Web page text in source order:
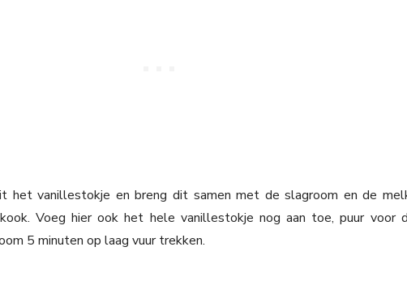
het vanillestokje en breng dit samen met de slagroom en de
Voeg hier ook het hele vanillestokje nog aan toe, puur voor
5 minuten op laag vuur trekken.